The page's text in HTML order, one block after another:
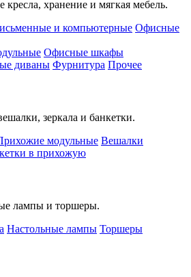
кресла, хранение и мягкая мебель.
и компьютерные Офисные
Офисные шкафы
диваны Фурнитура Прочее
зеркала и банкетки.
модульные Вешалки
в прихожую
лампы и торшеры.
Настольные лампы Торшеры